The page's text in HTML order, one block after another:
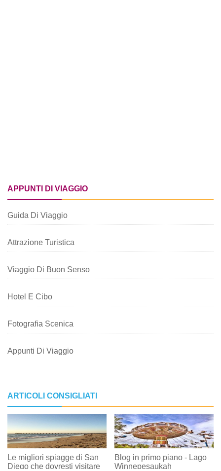
APPUNTI DI VIAGGIO
Guida Di Viaggio
Attrazione Turistica
Viaggio Di Buon Senso
Hotel E Cibo
Fotografia Scenica
Appunti Di Viaggio
ARTICOLI CONSIGLIATI
Le migliori spiagge di San
Diego che dovresti visitare
Blog in primo piano - Lago
Winnepesaukah